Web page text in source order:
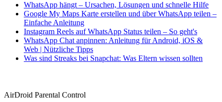
WhatsApp hängt – Ursachen, Lösungen und schnelle Hilfe
Google My Maps Karte erstellen und über WhatsApp teilen –
Einfache Anleitung
Instagram Reels auf WhatsApp Status teilen – So geht's
WhatsApp Chat anpinnen: Anleitung für Android, iOS &
Web | Nützliche Tipps
Was sind Streaks bei Snapchat: Was Eltern wissen sollten
AirDroid Parental Control